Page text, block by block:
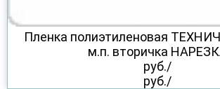
Пленка полиэтиленовая
м.п. вторичка
руб./
руб./